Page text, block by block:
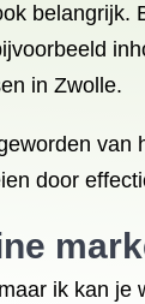
in Zwolle.
door
ik kan